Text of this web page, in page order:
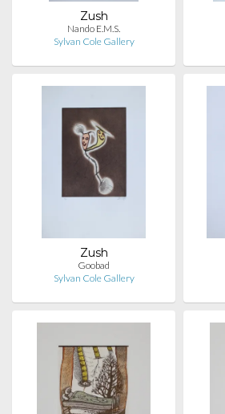
Zush
Nando E.M.S.
Sylvan Cole Gallery
Zush
Goobad
Sylvan Cole Gallery